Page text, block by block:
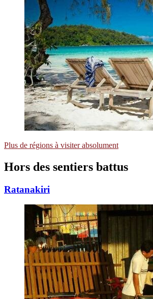
Plus de régions à visiter absolument
Hors des sentiers battus
Ratanakiri